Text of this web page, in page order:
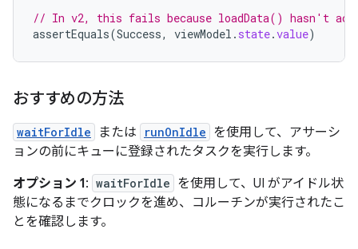
// In v2, this fails because loadData() hasn't
assertEquals(Success, viewModel . state.value)
おすすめの方法
waitForIdle または runOnIdle を使用して、アサーシ
ョンの前にキューに登録されたタスクを実行します。
オプション 1: waitForIdle を使用して、UI がアイドル状
態になるまでクロックを進め、コルーチンが実行されたこ
とを確認します。